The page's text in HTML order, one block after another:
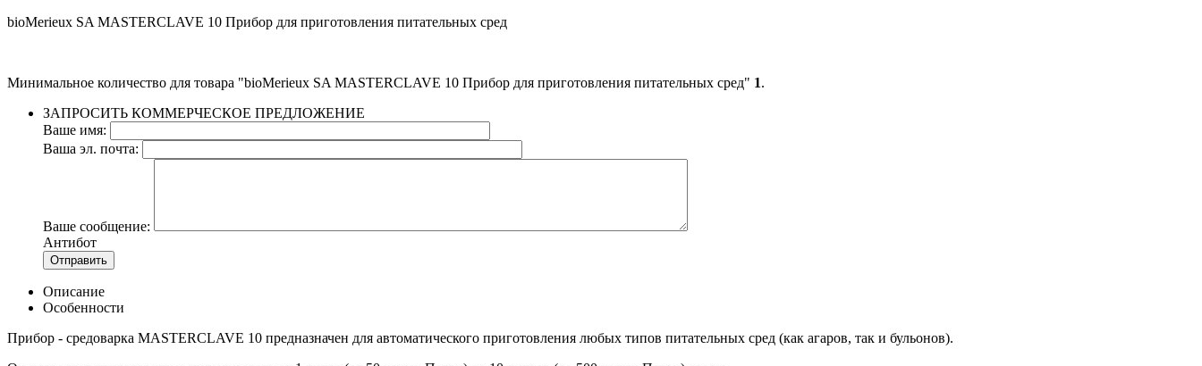
bioMerieux SA MASTERCLAVE 10 Прибор для приготовления питательных сред
Минимальное количество для товара "bioMerieux SA MASTERCLAVE 10 Прибор для приготовления питательных сред" 1.
ЗАПРОСИТЬ КОММЕРЧЕСКОЕ ПРЕДЛОЖЕНИЕ
Ваше имя:
Ваша эл. почта:
Ваше сообщение:
Антибот
Отправить
Описание
Особенности
Прибор - средоварка MASTERCLAVE 10 предназначен для автоматического приготовления любых типов питательных сред (как агаров, так и бульонов).